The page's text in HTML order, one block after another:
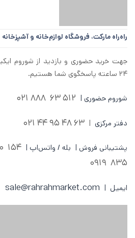
راه‌راه مارکت، فروشگاه لوازم‌خانه و آشپزخانه
۲۴ ساعته پاسخگوی شما هستیم.
شوروم حضوری | 512 63 888 021
دفتر مرکزی |
63 48 95 44 021
پشتیبانی فروش | بله / واتس‌اپ | 154 10 35
835 0919
ایمیل | sale@rahrahmarket.com